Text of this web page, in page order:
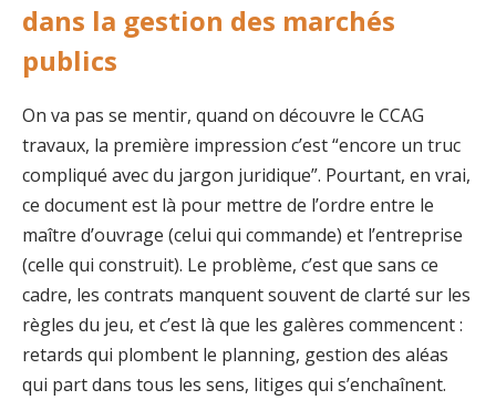
dans la gestion des marchés
publics
On va pas se mentir, quand on découvre le CCAG
travaux, la première impression c’est “encore un truc
compliqué avec du jargon juridique”. Pourtant, en vrai,
ce document est là pour mettre de l’ordre entre le
maître d’ouvrage (celui qui commande) et l’entreprise
(celle qui construit). Le problème, c’est que sans ce
cadre, les contrats manquent souvent de clarté sur les
règles du jeu, et c’est là que les galères commencent :
retards qui plombent le planning, gestion des aléas
qui part dans tous les sens, litiges qui s’enchaînent.